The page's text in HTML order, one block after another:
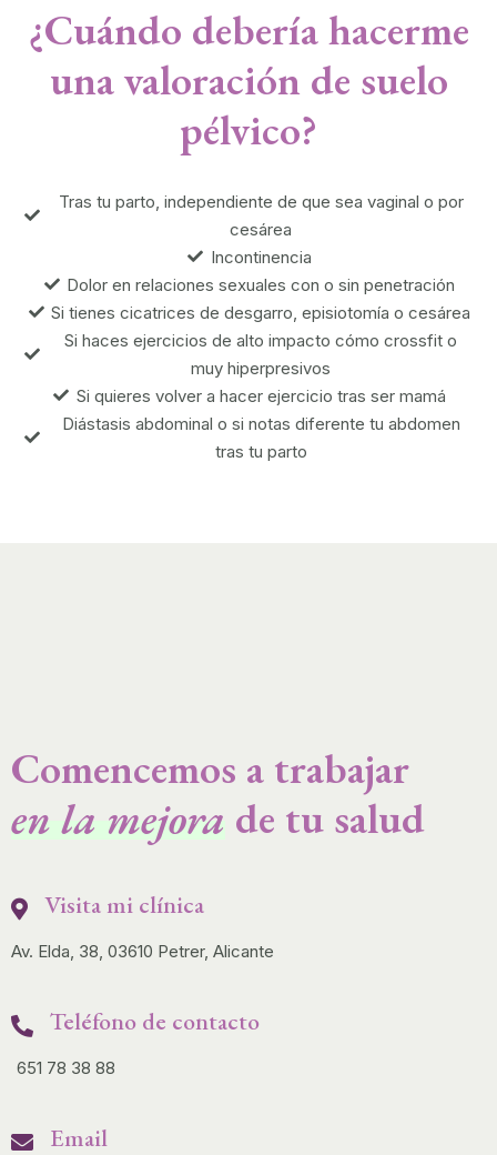
¿Cuándo debería hacerme
una valoración de suelo
pélvico?
Tras tu parto, independiente de que sea vaginal o por
cesárea
Incontinencia
Dolor en relaciones sexuales con o sin penetración
Si tienes cicatrices de desgarro, episiotomía o cesárea
Si haces ejercicios de alto impacto cómo crossfit o
muy hiperpresivos
Si quieres volver a hacer ejercicio tras ser mamá
Diástasis abdominal o si notas diferente tu abdomen
tras tu parto
Comencemos a trabajar
en la mejora de tu salud
Visita mi clínica
Av. Elda, 38, 03610 Petrer, Alicante
Teléfono de contacto
651 78 38 88
Email